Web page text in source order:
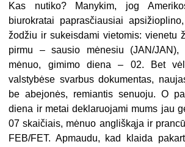
Kas nutiko? Manykim, jog
biurokratai paprasčiausiai
žodžiu ir sukeisdami vietomis: vienetu
pirmu – sausio mėnesiu (JAN/JAN),
mėnuo, gimimo diena – 02. Bet
valstybėse svarbus dokumentas,
be abejonės, remiantis senuoju. O
diena ir metai deklaruojami mums jau
07 skaičiais, mėnuo angliškąja ir
FEB/FET. Apmaudu, kad klaida